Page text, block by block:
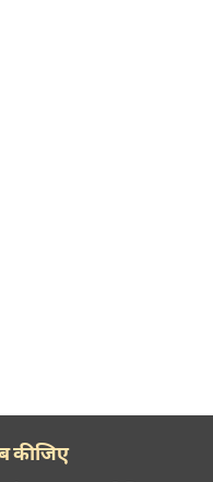
कीजिए